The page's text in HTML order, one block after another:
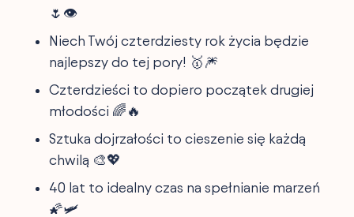
🌷👁️
Niech Twój czterdziesty rok życia będzie
najlepszy do tej pory! 🥇🎆
Czterdzieści to dopiero początek drugiej
młodości 🌈🔥
Sztuka dojrzałości to cieszenie się każdą
chwilą 🎨💖
40 lat to idealny czas na spełnianie marzeń
🌠🛩